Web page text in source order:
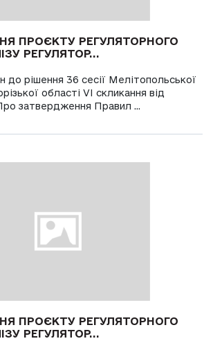
ПРОЄКТУ РЕГУЛЯТОРНОГО
РЕГУЛЯТОР...
до рішення 36 сесії Мелітопольської
області VI скликання від
затвердження Правил ...
ПРОЄКТУ РЕГУЛЯТОРНОГО
РЕГУЛЯТОР...